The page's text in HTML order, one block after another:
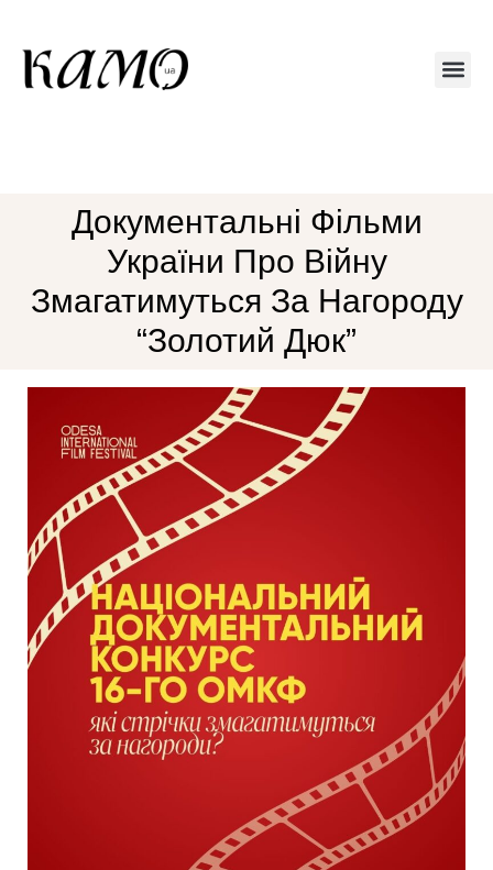
Документальні Фільми
України Про Війну
Змагатимуться За Нагороду
“Золотий Дюк”